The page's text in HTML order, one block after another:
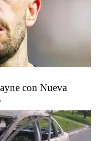
con Nueva